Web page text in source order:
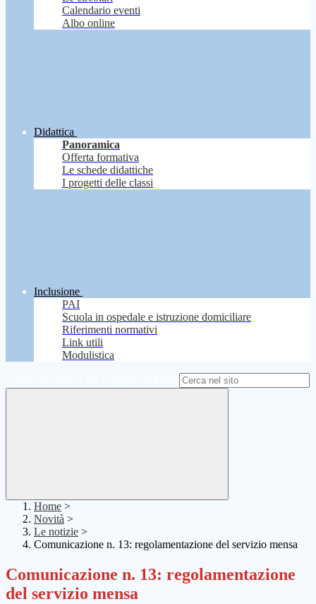
Calendario eventi
Albo online
Didattica
Panoramica
Offerta formativa
Le schede didattiche
I progetti delle classi
Inclusione
PAI
Scuola in ospedale e istruzione domiciliare
Riferimenti normativi
Link utili
Modulistica
Home >
Novità >
Le notizie >
Comunicazione n. 13: regolamentazione del servizio mensa
Comunicazione n. 13: regolamentazione
del servizio mensa